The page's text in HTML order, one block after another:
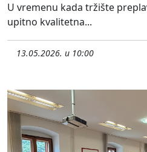
U vremenu kada tržište
upitno kvalitetna...
13.05.2026. u 10:00